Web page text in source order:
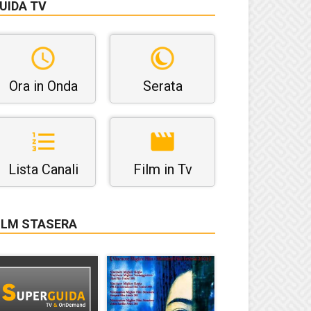
TV
Ora in Onda Serata
Lista Canali Film in Tv
STASERA